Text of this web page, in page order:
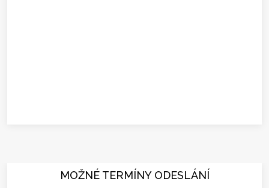
MOŽNÉ TERMÍNY ODESLÁNÍ